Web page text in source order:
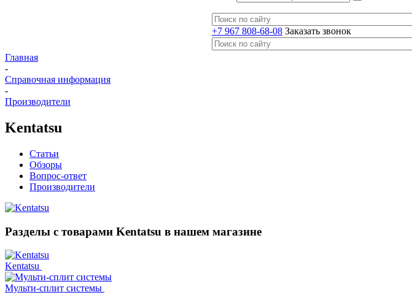
+7 967 808-68-08 Заказать звонок
Главная
-
Справочная информация
-
Производители
Kentatsu
Статьи
Обзоры
Вопрос-ответ
Производители
Разделы с товарами Kentatsu в нашем магазине
Kentatsu
Мульти-сплит системы